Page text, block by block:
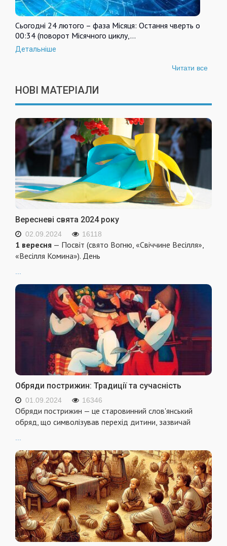
Сьогодні 24 лютого – фаза Місяця: Остання чверть о
00:34 (поворот Місячного циклу,…
Детальніше
Читати все
НОВІ МАТЕРІАЛИ
Вересневі свята 2024 року
02.09.2024 16118
1 вересня — Посвіт (свято Вогню, «Свіччине Весілля»,
«Весілля Комина»). День
Обряди пострижин: Традиції та сучасність
01.09.2024 16346
Обряди пострижин — це старовинний слов'янський
обряд, що символізував перехід дитини, зазвичай
...